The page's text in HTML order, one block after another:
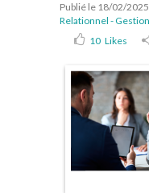
NOUS CONNAÎTRE
CONSEILS MICRO-
WEBINAIRES
QUESTIONNAIRE
Publié le 18/02/2025
Relationnel -
10 Likes